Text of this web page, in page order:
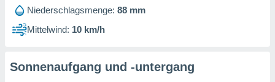
zur
durch
Niederschlagsmenge: 88 mm
Mittelwind: 10 km/h
Sonnenaufgang und -untergang